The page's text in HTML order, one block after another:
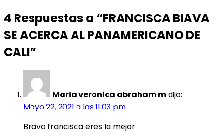
4 Respuestas a “FRANCISCA BIAVA
SE ACERCA AL PANAMERICANO DE
CALI”
Maria veronica abraham mdijo:
Mayo 22, 2021 a las 11:03 pm
Bravo francisca eres la mejor